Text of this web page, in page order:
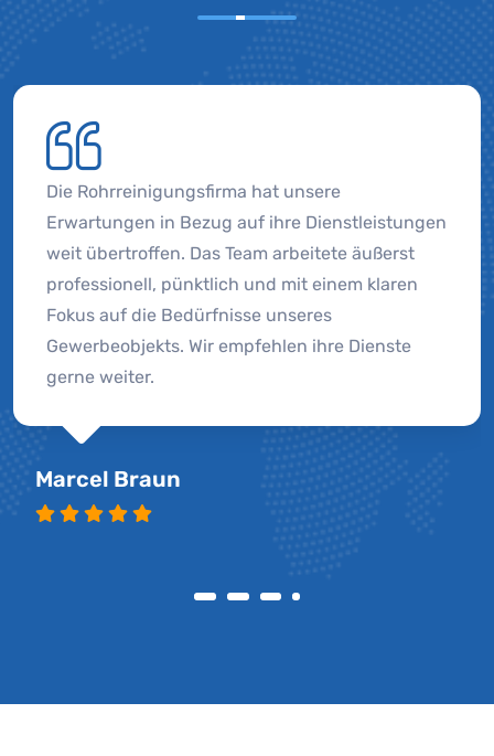
Die Rohrreinigungsfirma hat unsere
Erwartungen in Bezug auf ihre Dienstleistungen
weit übertroffen. Das Team arbeitete äußerst
professionell, pünktlich und mit einem klaren
Fokus auf die Bedürfnisse unseres
Gewerbeobjekts. Wir empfehlen ihre Dienste
gerne weiter.
Marcel Braun